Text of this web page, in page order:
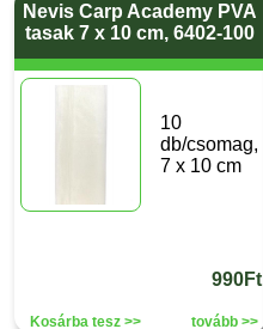
Nevis Carp Academy PVA
tasak 7 x 10 cm, 6402-100
10
db/csomag,
7 x 10 cm
990Ft
Kosárba tesz >> tovább >>